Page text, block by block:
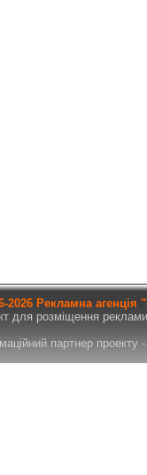
2026 Рекламна
для розміщення
партнер проекту